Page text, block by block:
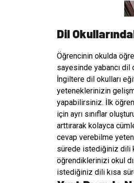
Dil
Öğrencinin okulda
sayesinde yabancı
İngiltere dil okulları
yeteneklerinizin
yapabilirsiniz. İlk
için ayrı sınıflar
arttırarak kolayca
cevap verebilme
sürede istediğiniz dili
öğrendiklerinizi okul
istediğiniz dili kısa